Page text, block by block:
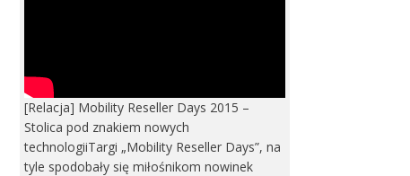
[Relacja] Mobility Reseller Days 2015 –
Stolica pod znakiem nowych
technologiiTargi „Mobility Reseller Days”, na
tyle spodobały się miłośnikom nowinek